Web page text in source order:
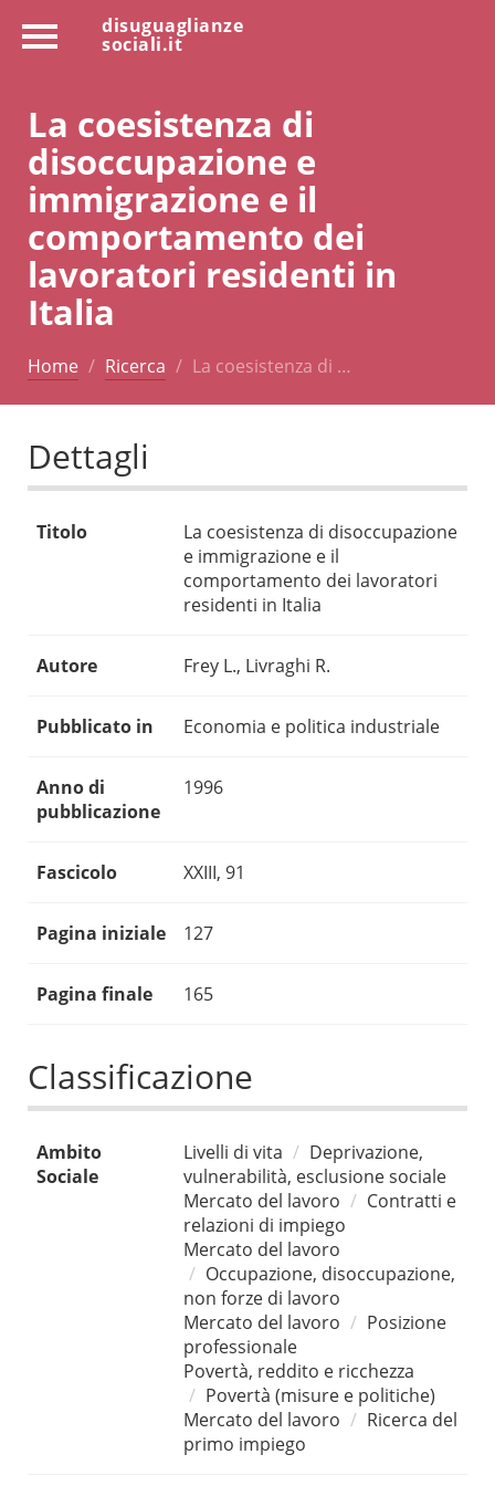
disuguaglianze
sociali.it
La coesistenza di
disoccupazione e
immigrazione e il
comportamento dei
lavoratori residenti in
Italia
Home Ricerca La coesistenza di …
Dettagli
Titolo
La coesistenza di disoccupazione
e immigrazione e il
comportamento dei lavoratori
residenti in Italia
Autore Frey L., Livraghi R.
Pubblicato in Economia e politica industriale
Anno di
pubblicazione
1996
Fascicolo XXIII, 91
Pagina iniziale 127
Pagina finale 165
Classificazione
Ambito
Sociale
Livelli di vita
Deprivazione,
vulnerabilità, esclusione sociale
Mercato del lavoro
Contratti e
relazioni di impiego
Mercato del lavoro
Occupazione, disoccupazione,
non forze di lavoro
Mercato del lavoro
Posizione
professionale
Povertà, reddito e ricchezza
Povertà (misure e politiche)
Mercato del lavoro
Ricerca del
primo impiego